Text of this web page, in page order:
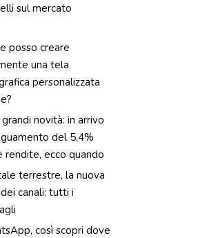
sul mercato
posso creare
una tela
personalizzata
grandi novità: in arrivo
del 5,4%
rendite, ecco quando
terrestre, la nuova
canali: tutti i
così scopri dove